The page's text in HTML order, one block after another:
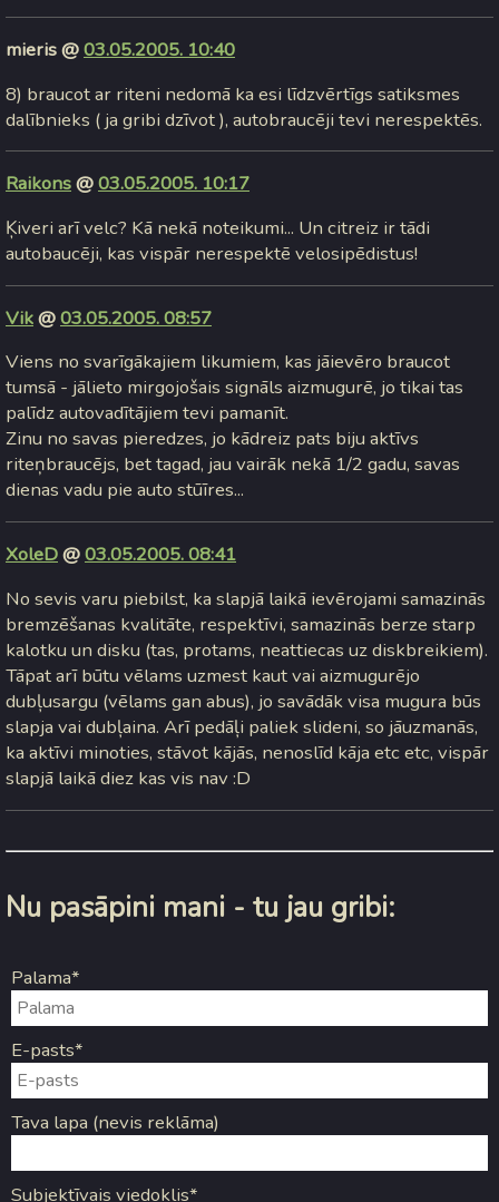
mieris @03.05.2005. 10:40
8) braucot ar riteni nedomā ka esi līdzvērtīgs satiksmes
dalībnieks ( ja gribi dzīvot ), autobraucēji tevi nerespektēs.
Raikons@03.05.2005. 10:17
Ķiveri arī velc? Kā nekā noteikumi... Un citreiz ir tādi
autobaucēji, kas vispār nerespektē velosipēdistus!
Vik@03.05.2005. 08:57
Viens no svarīgākajiem likumiem, kas jāievēro braucot
tumsā - jālieto mirgojošais signāls aizmugurē, jo tikai tas
palīdz autovadītājiem tevi pamanīt.
Zinu no savas pieredzes, jo kādreiz pats biju aktīvs
riteņbraucējs, bet tagad, jau vairāk nekā 1/2 gadu, savas
dienas vadu pie auto stūīres...
XoleD@03.05.2005. 08:41
No sevis varu piebilst, ka slapjā laikā ievērojami samazinās
bremzēšanas kvalitāte, respektīvi, samazinās berze starp
kalotku un disku (tas, protams, neattiecas uz diskbreikiem).
Tāpat arī būtu vēlams uzmest kaut vai aizmugurējo
dubļusargu (vēlams gan abus), jo savādāk visa mugura būs
slapja vai dubļaina. Arī pedāļi paliek slideni, so jāuzmanās,
ka aktīvi minoties, stāvot kājās, nenoslīd kāja etc etc, vispār
slapjā laikā diez kas vis nav :D
Nu pasāpini mani - tu jau gribi:
Palama*
E-pasts*
Tava lapa (nevis reklāma)
Subjektīvais viedoklis*